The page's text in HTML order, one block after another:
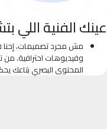
عينك الفنية اللي
مش مجرد تصميمات، إحنا
وفيديوهات احترافية. من
المحتوى البصري بتاعك